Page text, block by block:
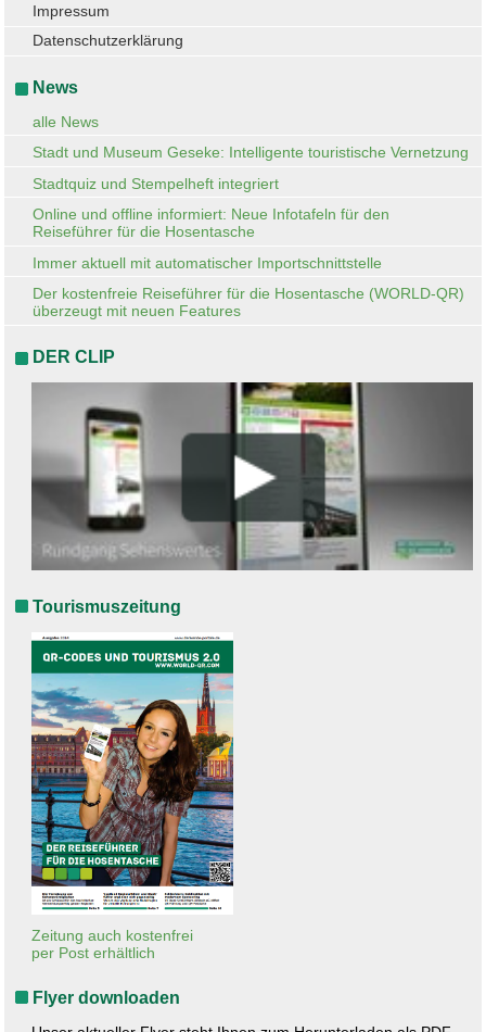
Impressum
Datenschutzerklärung
News
alle News
Stadt und Museum Geseke: Intelligente touristische Vernetzung
Stadtquiz und Stempelheft integriert
Online und offline informiert: Neue Infotafeln für den
Reiseführer für die Hosentasche
Immer aktuell mit automatischer Importschnittstelle
Der kostenfreie Reiseführer für die Hosentasche (WORLD-QR)
überzeugt mit neuen Features
DER CLIP
Tourismuszeitung
Zeitung auch kostenfrei
per Post erhältlich
Flyer downloaden